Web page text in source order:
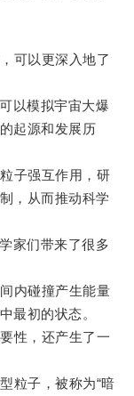
可以更深入地了
以模拟宇宙大爆
起源和发展历
子强互作用，研
，从而推动科学
家们带来了很多
内碰撞产生能量
最初的状态。
性，还产生了一
粒子，被称为“暗